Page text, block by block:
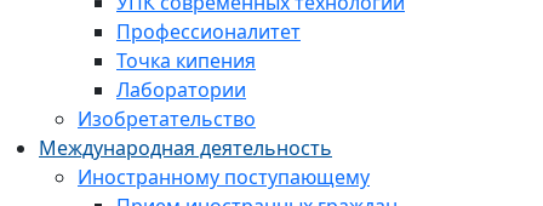
Профессионалитет
Точка кипения
Лаборатории
Изобретательство
Международная деятельность
Иностранному поступающему